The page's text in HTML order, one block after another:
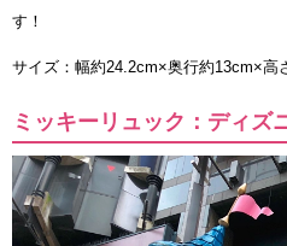
す！
サイズ：幅約24.2cm×奥行約13cm×高
ミッキーリュック：ディズ